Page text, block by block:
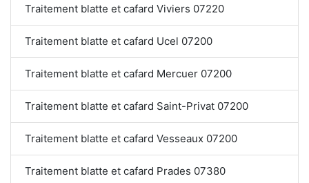
Traitement blatte et cafard Viviers 07220
Traitement blatte et cafard Ucel 07200
Traitement blatte et cafard Mercuer 07200
Traitement blatte et cafard Saint-Privat 07200
Traitement blatte et cafard Vesseaux 07200
Traitement blatte et cafard Prades 07380